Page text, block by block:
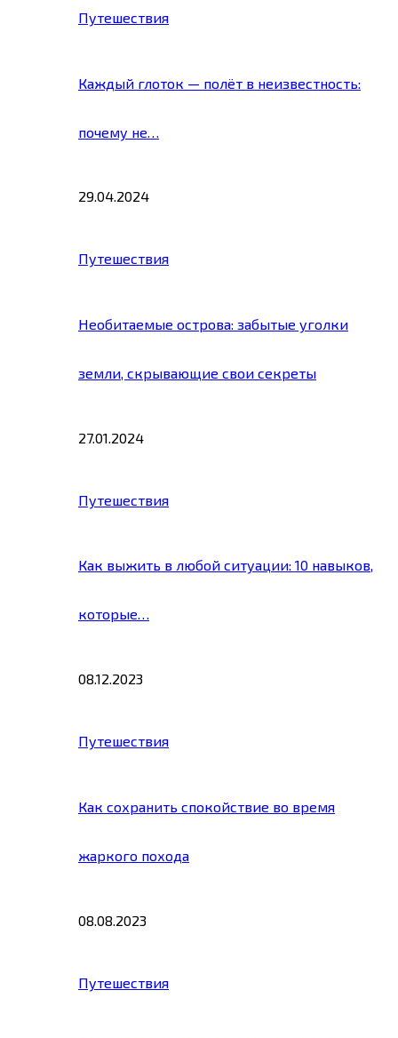
Путешествия
Каждый глоток — полёт в неизвестность:
почему не…
29.04.2024
Путешествия
Необитаемые острова: забытые уголки
земли, скрывающие свои секреты
27.01.2024
Путешествия
Как выжить в любой ситуации: 10 навыков,
которые…
08.12.2023
Путешествия
Как сохранить спокойствие во время
жаркого похода
08.08.2023
Путешествия